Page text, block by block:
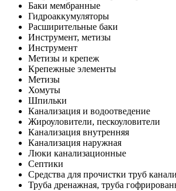
Баки мембранные
Гидроаккумуляторы
Расширительные баки
Инструмент, метизы
Инструмент
Метизы и крепеж
Крепежные элементы
Метизы
Хомуты
Шпильки
Канализация и водоотведение
Жироуловители, пескоуловители
Канализация внутренняя
Канализация наружная
Люки канализационные
Септики
Средства для прочистки труб
Труба дренажная, труба